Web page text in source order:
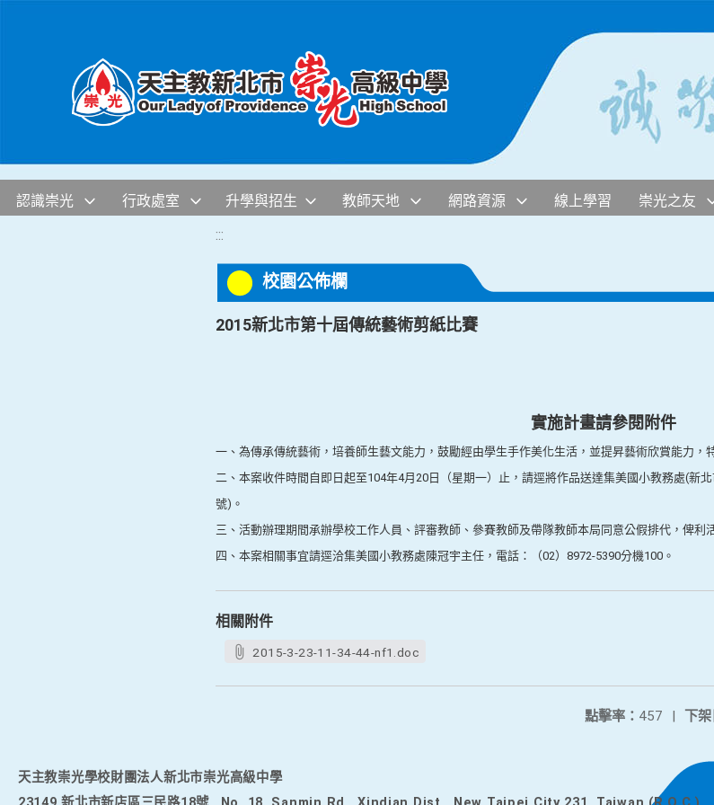
認識崇光 行政處室 升學與招生 教師天地 網路資源 線上學習 崇光之友
:::
校園公佈欄
2015新北市第十屆傳統藝術剪紙比賽
實施計畫請參閱附件
一、為傳承傳統藝術，培養師生藝文能力，鼓勵經由學生手作美化生活，並提昇藝術欣賞能力，
二、本案收件時間自即日起至104年4月20日（星期一）止，請逕將作品送達集美國小教務處(新
號)。
三、活動辦理期間承辦學校工作人員、評審教師、參賽教師及帶隊教師本局同意公假排代，俾利
四、本案相關事宜請逕洽集美國小教務處陳冠宇主任，電話：（02）8972-5390分機100。
相關附件
2015-3-23-11-34-44-nf1.doc
下架
點擊率： 457 |
天主教崇光學校財團法人新北市崇光高級中學